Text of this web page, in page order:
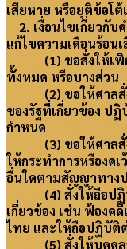
เสียหาย หรือยุติข้อโ
2. เงื่อนไขเกี่ยวกับ
แก้ไขความเดือนร้อน
(1) ขอสั่งให้เพิกถ
ทั้งหมด หรือบางส่วน
(2) ขอให้ศาลสั่งใ
ของรัฐที่เกี่ยวข้อง ป
กำหนด
(3) ขอให้ศาลสั่งใ
ให้กระทำการหรืองดเ
อื่นใดตามสัญญาทาง
(4) สั่งให้ถือปฏิบั
เกี่ยวข้อง เช่น ฟ้องค
ไทย และให้ถือปฏิบัติ
(5) สั่งให้บุคคลกร